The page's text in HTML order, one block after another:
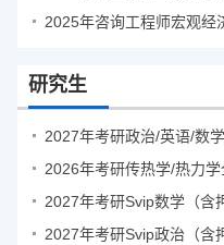
研究生
2027年考研政治/英语/数
2026年考研传热学/热力
2027年考研Svip数学（含
2027年考研Svip政治（含